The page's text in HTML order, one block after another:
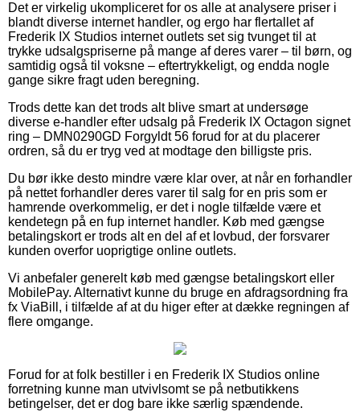
Det er virkelig ukompliceret for os alle at analysere priser i
blandt diverse internet handler, og ergo har flertallet af
Frederik IX Studios internet outlets set sig tvunget til at
trykke udsalgspriserne på mange af deres varer – til børn, og
samtidig også til voksne – eftertrykkeligt, og endda nogle
gange sikre fragt uden beregning.
Trods dette kan det trods alt blive smart at undersøge
diverse e-handler efter udsalg på Frederik IX Octagon signet
ring – DMN0290GD Forgyldt 56 forud for at du placerer
ordren, så du er tryg ved at modtage den billigste pris.
Du bør ikke desto mindre være klar over, at når en forhandler
på nettet forhandler deres varer til salg for en pris som er
hamrende overkommelig, er det i nogle tilfælde være et
kendetegn på en fup internet handler. Køb med gængse
betalingskort er trods alt en del af et lovbud, der forsvarer
kunden overfor uoprigtige online outlets.
Vi anbefaler generelt køb med gængse betalingskort eller
MobilePay. Alternativt kunne du bruge en afdragsordning fra
fx ViaBill, i tilfælde af at du higer efter at dække regningen af
flere omgange.
Forud for at folk bestiller i en Frederik IX Studios online
forretning kunne man utvivlsomt se på netbutikkens
betingelser, det er dog bare ikke særlig spændende.